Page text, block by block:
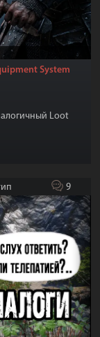
System
Loot
9